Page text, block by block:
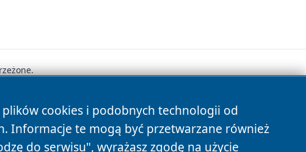
plików cookies i podobnych technologii od
Informacje te mogą być przetwarzane również
do serwisu", wyrażasz zgodę na użycie